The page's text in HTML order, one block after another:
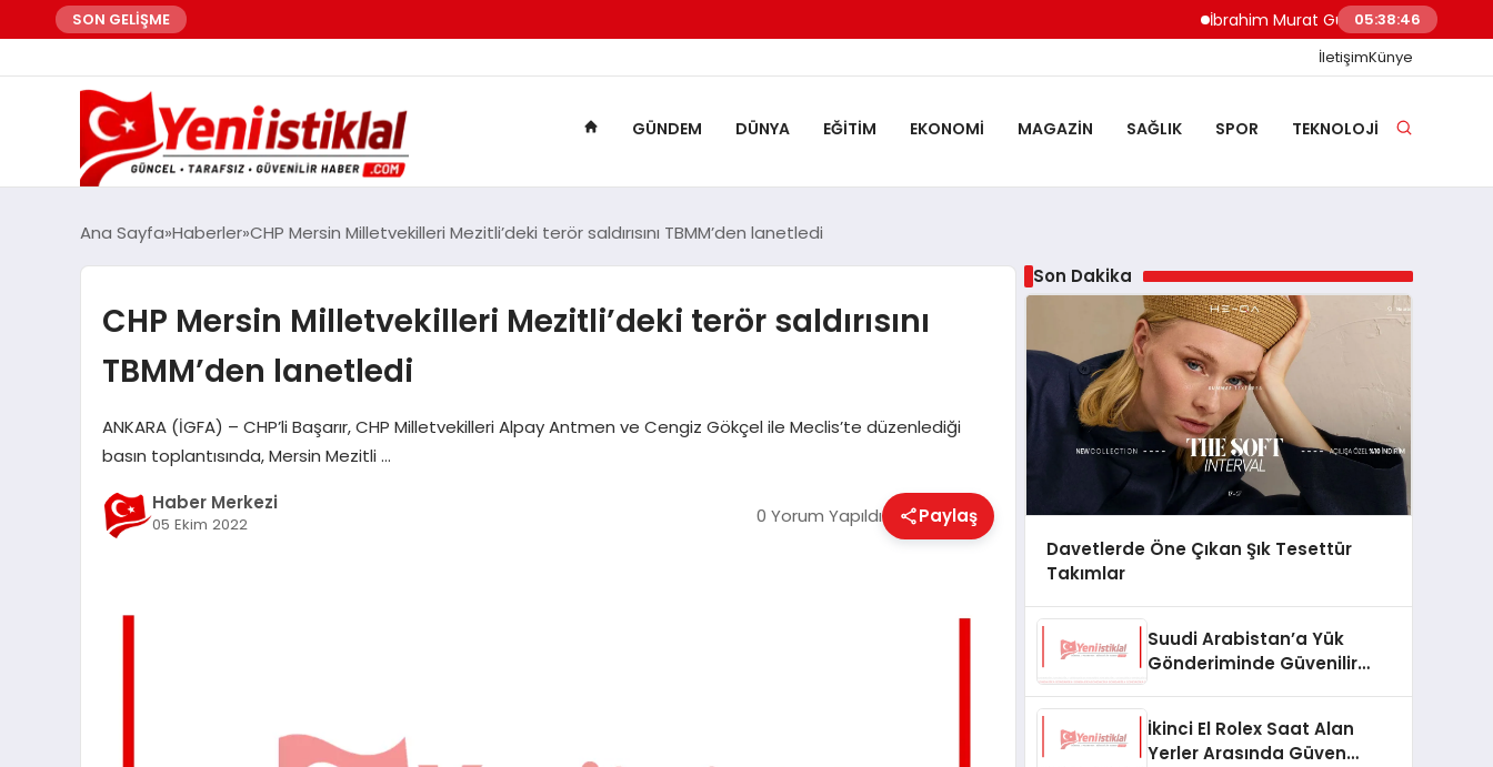
SON GELİŞME İbrahim Murat Gündüz: Malgaç’tan
05:38:47
İletişimKünye
GÜNDEM DÜNYA EĞITIM EKONOMI MAGAZIN SAĞLIK SPOR TEKNOLOJI
Ana Sayfa Haberler CHP Mersin Milletvekilleri Mezitli’deki terör saldırısını TBMM’den lanetledi
CHP Mersin Milletvekilleri Mezitli’deki terör saldırısını
TBMM’den lanetledi
ANKARA (İGFA) – CHP’li Başarır, CHP Milletvekilleri Alpay Antmen ve Cengiz Gökçel ile Meclis’te düzenlediği
basın toplantısında, Mersin Mezitli …
Haber Merkezi
05 Ekim 2022 0 Yorum Yapıldı Paylaş
Son Dakika
Davetlerde Öne Çıkan Şık Tesettür
Takımlar
Suudi Arabistan’a Yük
Gönderiminde Güvenilir
İkinci El Rolex Saat Alan
Yerler Arasında Güven